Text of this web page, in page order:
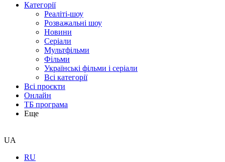
Категорії
Реаліті-шоу
Розважальні шоу
Новини
Серіали
Мультфільми
Фільми
Українські фільми і серіали
Всі категорії
Всі проєкти
Онлайн
ТБ програма
Еще
UA
RU